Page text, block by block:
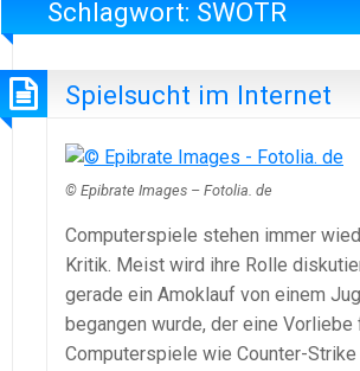
Schlagwort: SWOTR
Spielsucht im Internet
© Epibrate Images – Fotolia. de
Computerspiele stehen immer
Kritik. Meist wird ihre Rolle
gerade ein Amoklauf von einem
begangen wurde, der eine Vorliebe
Computerspiele wie Counter-Strike